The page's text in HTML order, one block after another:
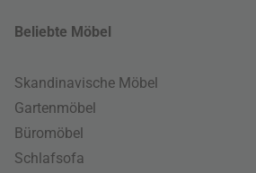
Beliebte Möbel
Skandinavische Möbel
Gartenmöbel
Büromöbel
Schlafsofa